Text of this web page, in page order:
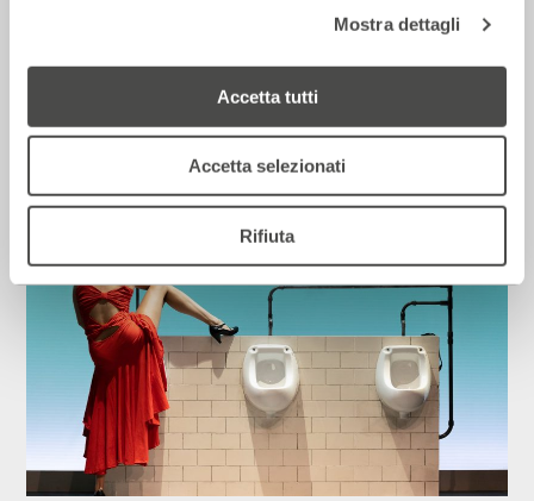
Mostra dettagli
Accetta tutti
Accetta selezionati
Rifiuta
Rassegna Stampa